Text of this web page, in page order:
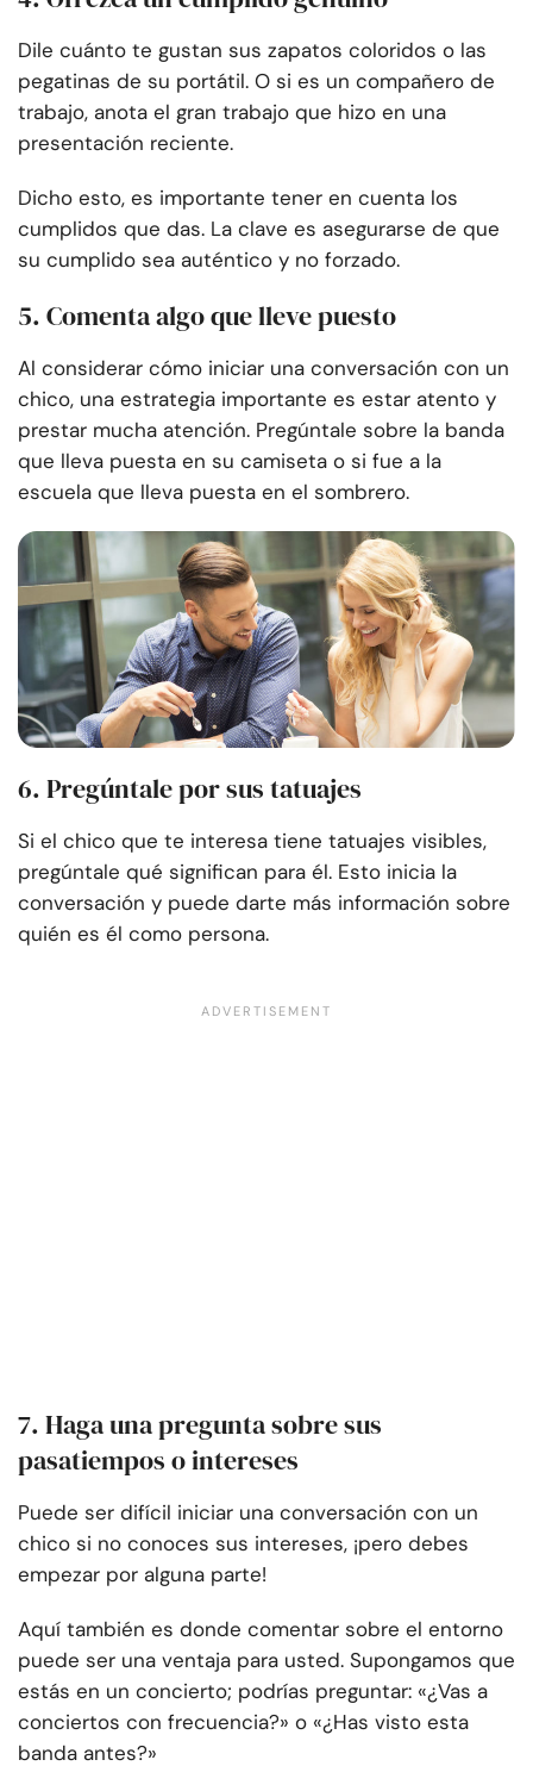
Dile cuánto te gustan sus zapatos coloridos o las
pegatinas de su portátil. O si es un compañero de
trabajo, anota el gran trabajo que hizo en una
presentación reciente.
Dicho esto, es importante tener en cuenta los
cumplidos que das. La clave es asegurarse de que
su cumplido sea auténtico y no forzado.
5. Comenta algo que lleve puesto
Al considerar cómo iniciar una conversación con un
chico, una estrategia importante es estar atento y
prestar mucha atención. Pregúntale sobre la banda
que lleva puesta en su camiseta o si fue a la
escuela que lleva puesta en el sombrero.
6. Pregúntale por sus tatuajes
Si el chico que te interesa tiene tatuajes visibles,
pregúntale qué significan para él. Esto inicia la
conversación y puede darte más información sobre
quién es él como persona.
7. Haga una pregunta sobre sus
pasatiempos o intereses
Puede ser difícil iniciar una conversación con un
chico si no conoces sus intereses, ¡pero debes
empezar por alguna parte!
Aquí también es donde comentar sobre el entorno
puede ser una ventaja para usted. Supongamos que
estás en un concierto; podrías preguntar: «¿Vas a
conciertos con frecuencia?» o «¿Has visto esta
banda antes?»